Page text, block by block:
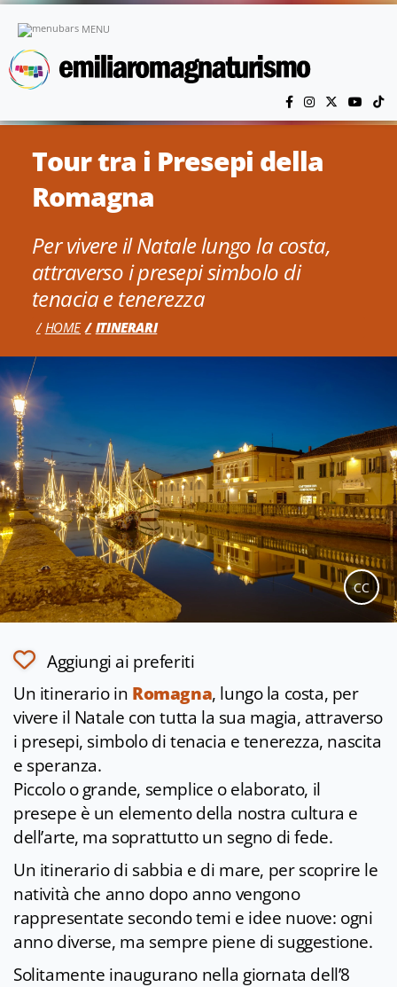
MENU
Tour tra i Presepi della
Romagna
Per vivere il Natale lungo la costa,
attraverso i presepi simbolo di
tenacia e tenerezza
HOME ITINERARI
CC
Aggiungi ai preferiti
Un itinerario in Romagna, lungo la costa, per
vivere il Natale con tutta la sua magia, attraverso
i presepi, simbolo di tenacia e tenerezza, nascita
e speranza.
Piccolo o grande, semplice o elaborato, il
presepe è un elemento della nostra cultura e
dell’arte, ma soprattutto un segno di fede.
Un itinerario di sabbia e di mare, per scoprire le
natività che anno dopo anno vengono
rappresentate secondo temi e idee nuove: ogni
anno diverse, ma sempre piene di suggestione.
Solitamente inaugurano nella giornata dell’8